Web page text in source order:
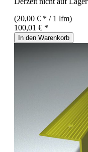
(20,00 € * / 1 lfm)
100,01 € *
In den Warenkorb